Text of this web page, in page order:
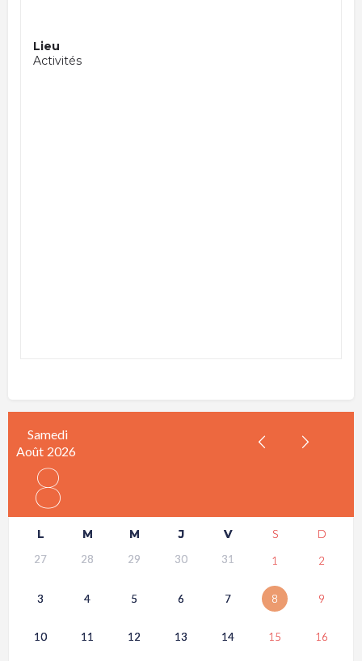
Lieu
Activités
Samedi
Août 2026
8
L M M J V S D
27 28 29 30 31 1 2
3 4 5 6 7 8 9
10 11 12 13 14 15 16